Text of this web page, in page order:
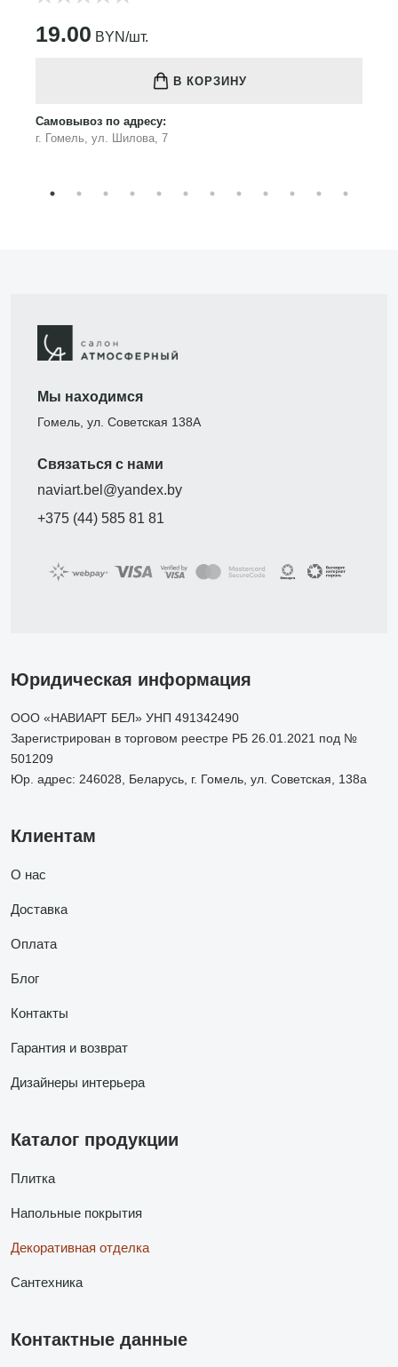
19.00 BYN/шт.
В КОРЗИНУ
Самовывоз по адресу:
г. Гомель, ул. Шилова, 7
Мы находимся
Гомель, ул. Советская 138А
Связаться с нами
naviart.bel@yandex.by
+375 (44) 585 81 81
Юридическая информация
ООО «НАВИАРТ БЕЛ» УНП 491342490
Зарегистрирован в торговом реестре РБ 26.01.2021 под №
501209
Юр. адрес: 246028, Беларусь, г. Гомель, ул. Советская, 138а
Клиентам
О нас
Доставка
Оплата
Блог
Контакты
Гарантия и возврат
Дизайнеры интерьера
Каталог продукции
Плитка
Напольные покрытия
Декоративная отделка
Сантехника
Контактные данные